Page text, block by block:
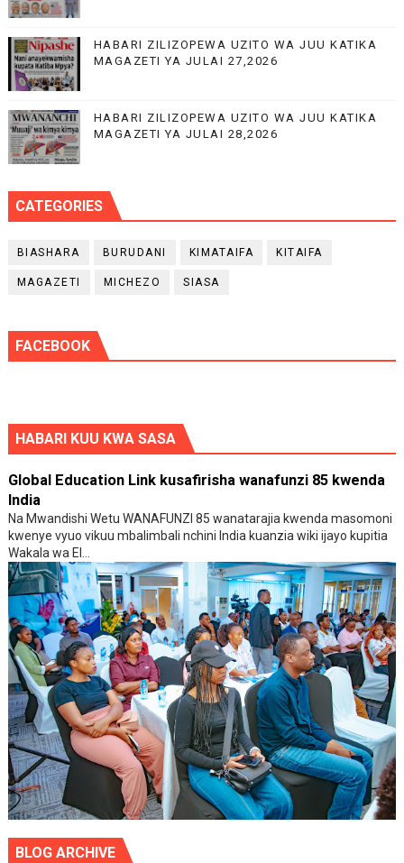
HABARI ZILIZOPEWA UZITO WA JUU KATIKA
MAGAZETI YA JULAI 27,2026
HABARI ZILIZOPEWA UZITO WA JUU KATIKA
MAGAZETI YA JULAI 28,2026
CATEGORIES
BIASHARA BURUDANI KIMATAIFA KITAIFA
MAGAZETI MICHEZO SIASA
FACEBOOK
HABARI KUU KWA SASA
Global Education Link kusafirisha wanafunzi 85 kwenda
India
Na Mwandishi Wetu WANAFUNZI 85 wanatarajia kwenda masomoni
kwenye vyuo vikuu mbalimbali nchini India kuanzia wiki ijayo kupitia
Wakala wa El...
BLOG ARCHIVE